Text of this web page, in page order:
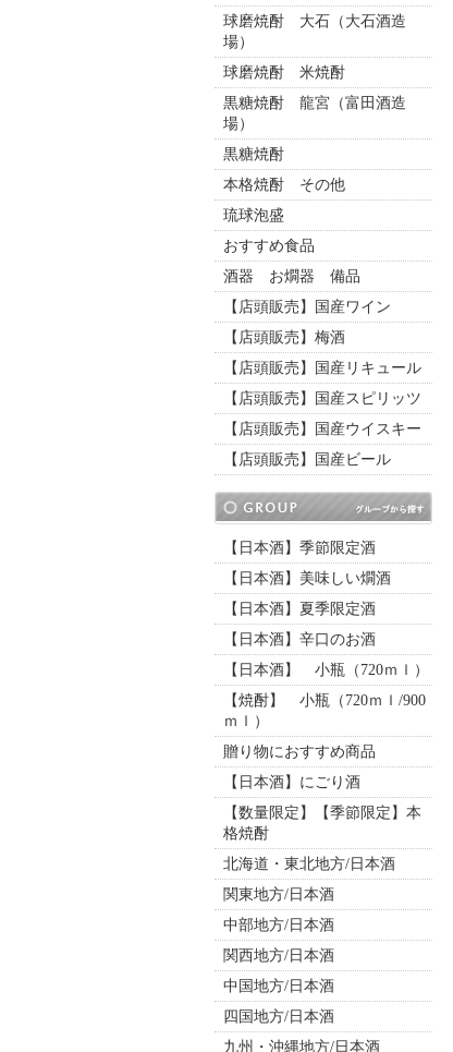
球磨焼酎 大石（大石酒造
場）
球磨焼酎 米焼酎
黒糖焼酎 龍宮（富田酒造
場）
黒糖焼酎
本格焼酎 その他
琉球泡盛
おすすめ食品
酒器 お燗器 備品
【店頭販売】国産ワイン
【店頭販売】梅酒
【店頭販売】国産リキュール
【店頭販売】国産スピリッツ
【店頭販売】国産ウイスキー
【店頭販売】国産ビール
【日本酒】季節限定酒
【日本酒】美味しい燗酒
【日本酒】夏季限定酒
【日本酒】辛口のお酒
【日本酒】 小瓶（720ｍｌ）
【焼酎】 小瓶（720ｍｌ/900
ｍｌ）
贈り物におすすめ商品
【日本酒】にごり酒
【数量限定】【季節限定】本
格焼酎
北海道・東北地方/日本酒
関東地方/日本酒
中部地方/日本酒
関西地方/日本酒
中国地方/日本酒
四国地方/日本酒
九州・沖縄地方/日本酒